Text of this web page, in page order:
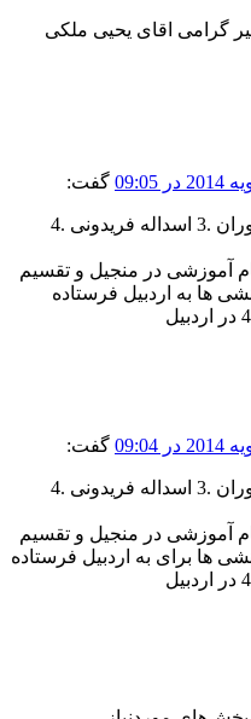
اقای یحیی ملکی
گفت:
از سمت راست ردیف بالا: 1 گوران .3 اسداله فریدونی .4
آموزشی در منجیل و تقسیم
ها به اردبیل فرستاده
گفت:
از سمت راست ردیف بالا: 1 گوران .3 اسداله فریدونی .4
آموزشی در منجیل و تقسیم
ها برای به اردبیل فرستاده